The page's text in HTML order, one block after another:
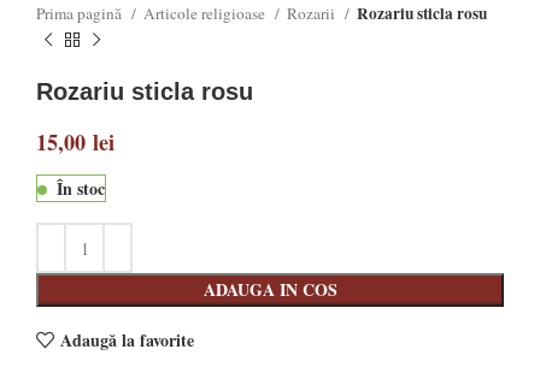
Prima pagină Articole religioase Rozarii Rozariu sticla rosu
Rozariu sticla rosu
15,00 lei
În stoc
ADAUGA IN COS
Adaugă la favorite